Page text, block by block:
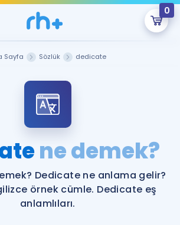
0
ÜYE DEĞİLİM
Sepetin Şu An Boş.
sınava hazırlayacak onlarca eğitim seni
bekliyor!
Sayfa Sözlük dedicate
ne demek?
Dedicate ne anlama gelir?
örnek cümle. Dedicate eş
anlamlıları.